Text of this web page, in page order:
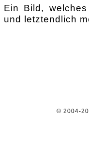
Ein Bild,
und letztendlich
© 2004-